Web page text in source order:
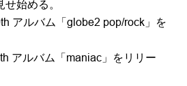
始める。
アルバム「globe2 pop/rock」を
アルバム「maniac」をリリー